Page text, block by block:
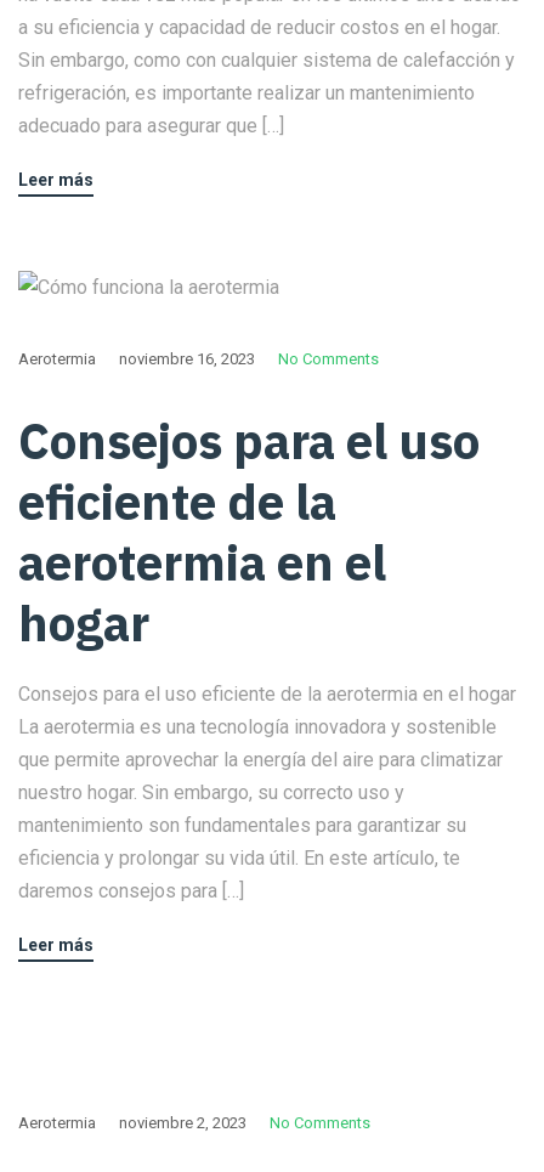
a su eficiencia y capacidad de reducir costos en el hogar.
Sin embargo, como con cualquier sistema de calefacción y
refrigeración, es importante realizar un mantenimiento
adecuado para asegurar que […]
Leer más
Aerotermia noviembre 16, 2023 No Comments
Consejos para el uso
eficiente de la
aerotermia en el
hogar
Consejos para el uso eficiente de la aerotermia en el hogar
La aerotermia es una tecnología innovadora y sostenible
que permite aprovechar la energía del aire para climatizar
nuestro hogar. Sin embargo, su correcto uso y
mantenimiento son fundamentales para garantizar su
eficiencia y prolongar su vida útil. En este artículo, te
daremos consejos para […]
Leer más
Aerotermia noviembre 2, 2023 No Comments